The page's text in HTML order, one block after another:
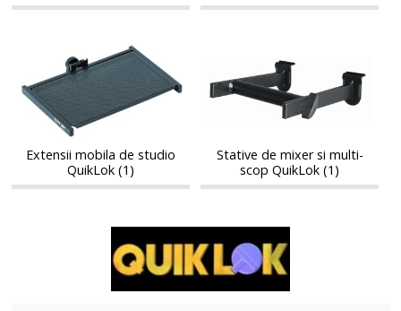
studio
QuikLok
de
studio
QuikLok
Extensii mobila de studio
QuikLok (1)
mixer
QuikLok
mixer
si
QuikLok
Stative de mixer si multi-
scop QuikLok (1)